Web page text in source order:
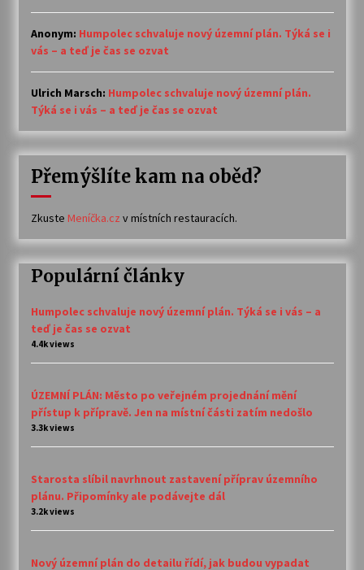
Anonym: Humpolec schvaluje nový územní plán. Týká se i
vás – a teď je čas se ozvat
Ulrich Marsch: Humpolec schvaluje nový územní plán.
Týká se i vás – a teď je čas se ozvat
Přemýšlíte kam na oběd?
Zkuste Meníčka.cz v místních restauracích.
Populární články
Humpolec schvaluje nový územní plán. Týká se i vás – a
teď je čas se ozvat
4.4k views
ÚZEMNÍ PLÁN: Město po veřejném projednání mění
přístup k přípravě. Jen na místní části zatím nedošlo
3.3k views
Starosta slíbil navrhnout zastavení příprav územního
plánu. Připomínky ale podávejte dál
3.2k views
Nový územní plán do detailu řídí, jak budou vypadat